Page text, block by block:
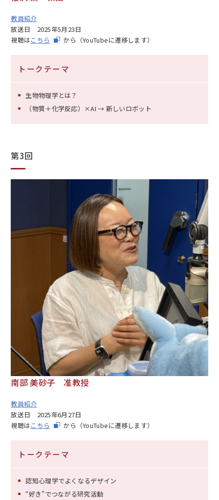
教員紹介
放送日 2025年5月23日
視聴はこちら から（YouTubeに遷移します）
トークテーマ
生物物理学とは？
（物質＋化学反応）×AI → 新しいロボット
第3回
南部 美砂子 准教授
教員紹介
放送日 2025年6月27日
視聴はこちら から（YouTubeに遷移します）
トークテーマ
認知心理学でよくなるデザイン
“好き”でつながる研究活動